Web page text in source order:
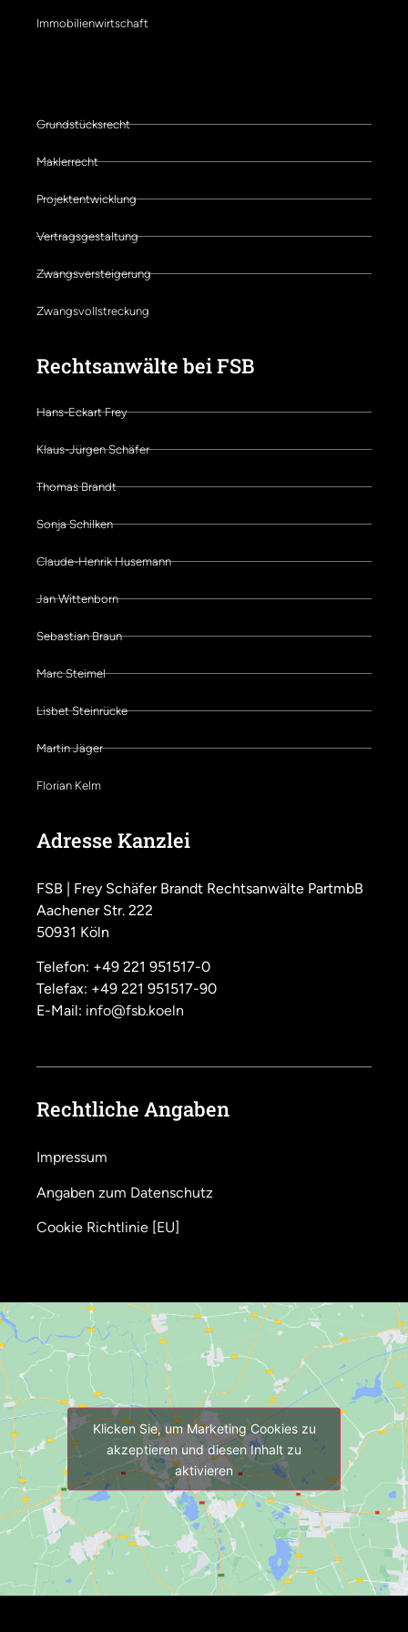
Immobilienwirtschaft
Grundstücksrecht
Maklerrecht
Projektentwicklung
Vertragsgestaltung
Zwangsversteigerung
Zwangsvollstreckung
Rechtsanwälte bei FSB
Hans-Eckart Frey
Klaus-Jürgen Schäfer
Thomas Brandt
Sonja Schilken
Claude-Henrik Husemann
Jan Wittenborn
Sebastian Braun
Marc Steimel
Lisbet Steinrücke
Martin Jäger
Florian Kelm
Adresse Kanzlei
FSB | Frey Schäfer Brandt Rechtsanwälte PartmbB
Aachener Str. 222
50931 Köln
Telefon: +49 221 951517-0
Telefax: +49 221 951517-90
E-Mail: info@fsb.koeln
Rechtliche Angaben
Impressum
Angaben zum Datenschutz
Cookie Richtlinie [EU]
Klicken Sie, um Marketing Cookies zu
akzeptieren und diesen Inhalt zu
aktivieren